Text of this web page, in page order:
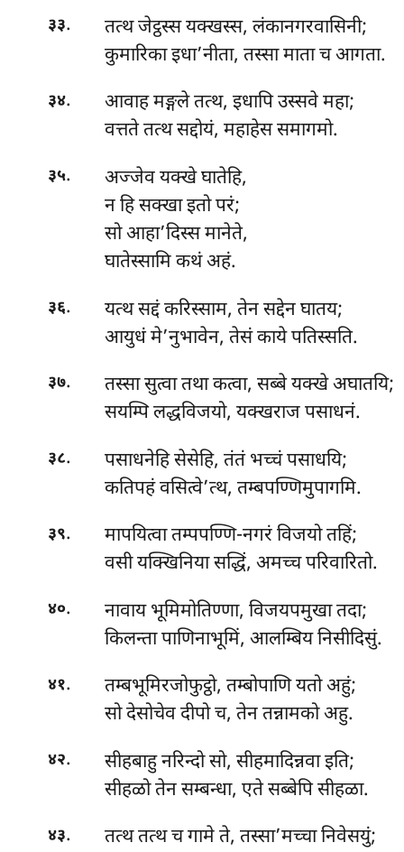
३३.
तत्थ जेट्ठस्स यक्खस्स, लंकानगरवासिनी;
कुमारिका इधा’नीता, तस्सा माता च आगता.
३४.
आवाह मङ्गले तत्थ, इधापि उस्सवे महा;
वत्तते तत्थ सद्दोयं, महाहेस समागमो.
३५.
अज्जेव यक्खे घातेहि,
न हि सक्खा इतो परं;
सो आहा’दिस्स मानेते,
घातेस्सामि कथं अहं.
३६.
यत्थ सद्दं करिस्साम, तेन सद्देन घातय;
आयुधं मे’नुभावेन, तेसं काये पतिस्सति.
३७.
तस्सा सुत्वा तथा कत्वा, सब्बे यक्खे अघातयि;
सयम्पि लद्धविजयो, यक्खराज पसाधनं.
३८.
पसाधनेहि सेसेहि, तंतं भच्चं पसाधयि;
कतिपहं वसित्वे’त्थ, तम्बपण्णिमुपागमि.
३९. मापयित्वातम्पपण्णि-नगरं विजयो तहिं;
वसी यक्खिनिया सद्धिं, अमच्च परिवारितो.
४०.
नावाय भूमिमोतिण्णा, विजयपमुखा तदा;
किलन्ता पाणिनाभूमिं, आलम्बिय निसीदिसुं.
४१.
तम्बभूमिरजोफुट्ठो, तम्बोपाणि यतो अहुं;
सो देसोचेव दीपो च, तेन तन्नामको अहु.
४२.
सीहबाहु नरिन्दो सो, सीहमादिन्नवा इति;
सीहळो तेन सम्बन्धा, एते सब्बेपि सीहळा.
४३.
तत्थ तत्थ च गामे ते, तस्सा’मच्चा निवेसयुं;